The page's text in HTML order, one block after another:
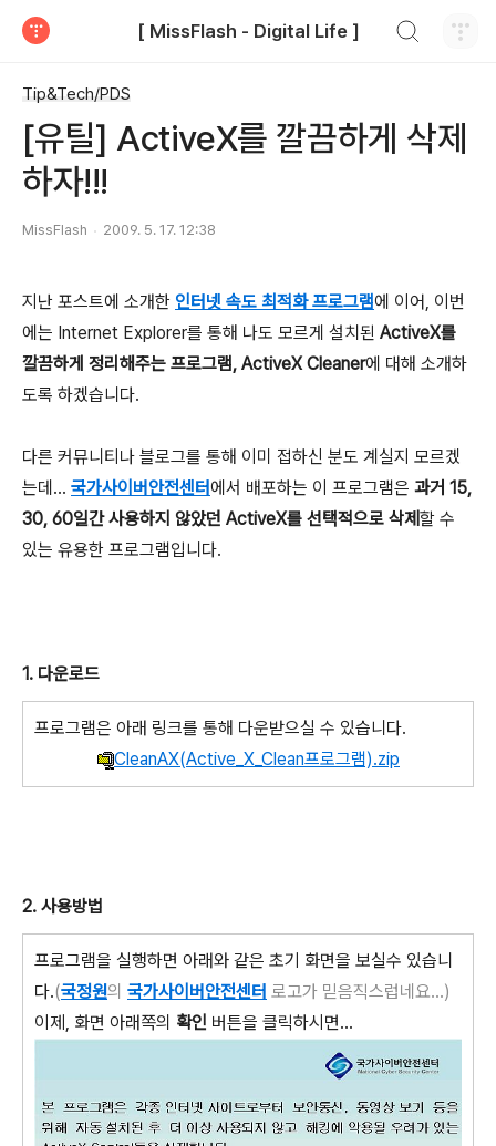
[ MissFlash - Digital Life ]
Tip&Tech/PDS
[유틸] ActiveX를 깔끔하게 삭제
하자!!!
MissFlash 2009. 5. 17. 12:38
지난 포스트에 소개한 인터넷 속도 최적화 프로그램에 이어, 이번
에는 Internet Explorer를 통해 나도 모르게 설치된 ActiveX를
깔끔하게 정리해주는 프로그램, ActiveX Cleaner에 대해 소개하
도록 하겠습니다.
다른 커뮤니티나 블로그를 통해 이미 접하신 분도 계실지 모르겠
는데... 국가사이버안전센터에서 배포하는 이 프로그램은 과거 15,
30, 60일간 사용하지 않았던 ActiveX를 선택적으로 삭제 할 수
있는 유용한 프로그램입니다.
1. 다운로드
프로그램은 아래 링크를 통해 다운받으실 수 있습니다.
CleanAX(Active_X_Clean프로그램).zip
2. 사용방법
프로그램을 실행하면 아래와 같은 초기 화면을 보실수 있습니
다.(국정원의 국가사이버안전센터 로고가 믿음직스럽네요...)
이제, 화면 아래쪽의 확인 버튼을 클릭하시면...